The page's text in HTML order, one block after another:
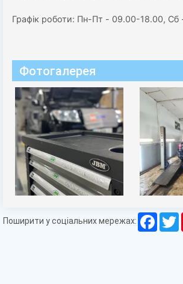
Графік
Фотогалерея
Поширити у соціальних мережах: